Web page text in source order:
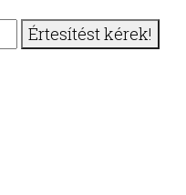
Értesítést kérek!